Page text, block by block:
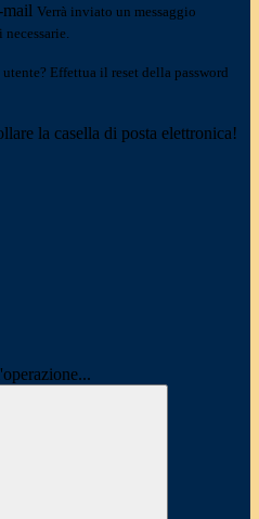
mail Verrà inviato un messaggio
Effettua il reset della password
la casella di posta elettronica!